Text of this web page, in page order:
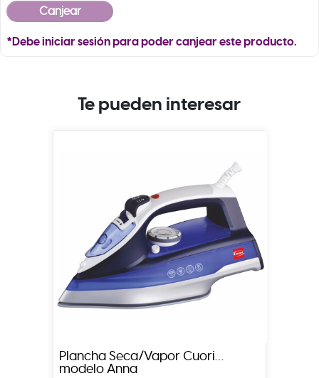
*Debe iniciar sesión para poder canjear este producto.
Te pueden interesar
Plancha Seca/Vapor Cuori
modelo Anna